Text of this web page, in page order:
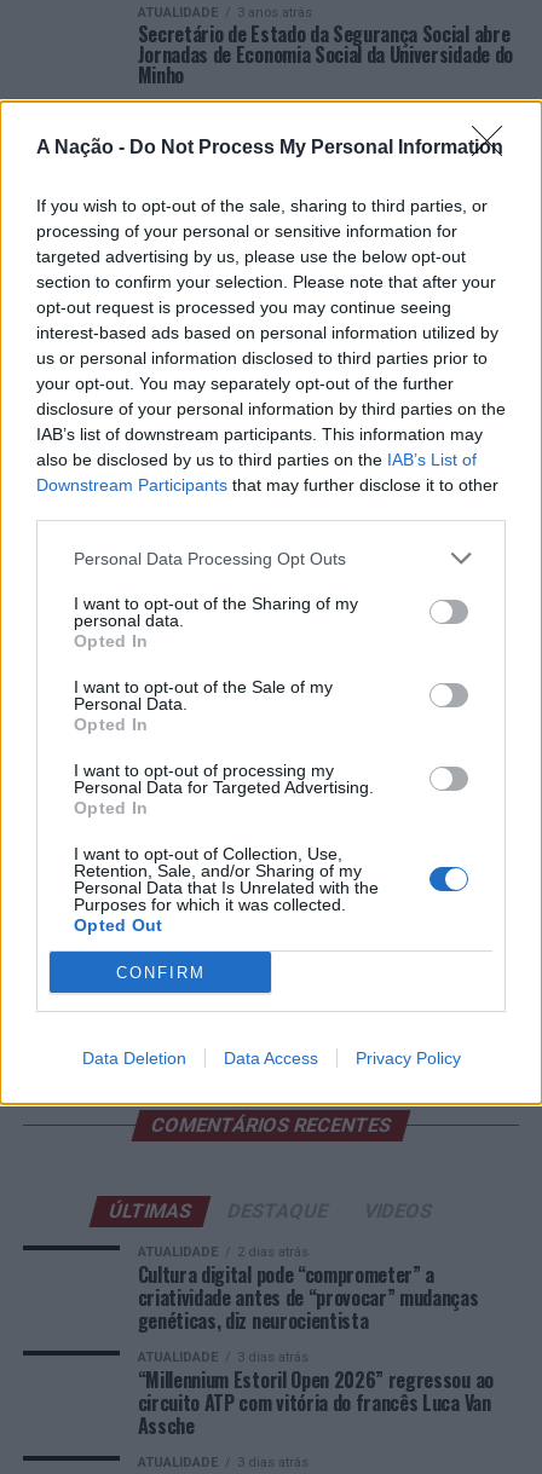
A Nação - Do Not Process My Personal Information
If you wish to opt-out of the sale, sharing to third parties, or
processing of your personal or sensitive information for
targeted advertising by us, please use the below opt-out
section to confirm your selection. Please note that after your
opt-out request is processed you may continue seeing
interest-based ads based on personal information utilized by
us or personal information disclosed to third parties prior to
your opt-out. You may separately opt-out of the further
disclosure of your personal information by third parties on the
IAB’s list of downstream participants. This information may
also be disclosed by us to third parties on the IAB’s List of
Downstream Participants that may further disclose it to other
Personal Data Processing Opt Outs
I want to opt-out of the Sharing of my
personal data.
Opted In
I want to opt-out of the Sale of my
Personal Data.
Opted In
I want to opt-out of processing my
Personal Data for Targeted Advertising.
Opted In
I want to opt-out of Collection, Use,
Retention, Sale, and/or Sharing of my
Personal Data that Is Unrelated with the
Purposes for which it was collected.
Opted Out
CONFIRM
Data Deletion Data Access Privacy Policy
ATUALIDADE 3 anos atrás
Secretário de Estado da Segurança Social abre
Jornadas de Economia Social da Universidade do
Minho
Conferência EULUSO discute, na Universidade do
Minho, a relação UE-Brasil
Universidade do Minho homenageia Lúcia Lima
Rodrigues
ATUALIDADE 3 anos atrás
Estudo “Boas Práticas de Governo no Setor
Fundacional” apresentado na Universidade do
Minho
VER MAIS
de “provocar” mudanças genéticas, diz neurocientista
com vitória do francês Luca Van Assche
promete afirmar artesanato, património e inovação como
“motores de desenvolvimento económico e cultural” do
Covilhã: Especialista aponta investimento estrangeiro e
valorização imobiliária como motores do crescimento da
Beira Interior
Rio de Janeiro: Governo do Estado propõe parceria com a
exterior”
COMENTÁRIOS RECENTES
ÚLTIMAS
ATUALIDADE 2 dias atrás
Cultura digital pode “comprometer” a
criatividade antes de “provocar” mudanças
genéticas, diz neurocientista
ATUALIDADE 3 dias atrás
“Millennium Estoril Open 2026” regressou ao
circuito ATP com vitória do francês Luca Van
Assche
ATUALIDADE 3 dias atrás